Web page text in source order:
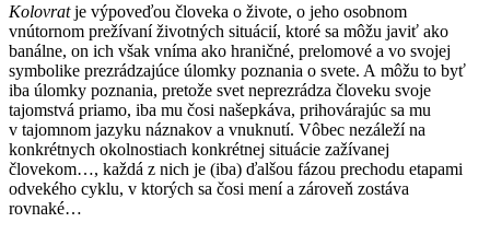
Kolovratje výpoveďou človeka o živote, o jeho osobnom
vnútornom prežívaní životných situácií, ktoré sa môžu javiť ako
banálne, on ich však vníma ako hraničné, prelomové a vo svojej
symbolike prezrádzajúce úlomky poznania o svete. A môžu to byť
iba úlomky poznania, pretože svet neprezrádza človeku svoje
tajomstvá priamo, iba mu čosi našepkáva, prihovárajúc sa mu
v tajomnom jazyku náznakov a vnuknutí. Vôbec nezáleží na
konkrétnych okolnostiach konkrétnej situácie zažívanej
človekom…, každá z nich je (iba) ďalšou fázou prechodu etapami
odvekého cyklu, v ktorých sa čosi mení a zároveň zostáva
rovnaké…